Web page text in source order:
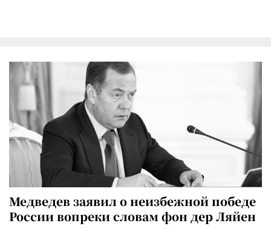
Медведев заявил о неизбежной победе
России вопреки словам фон дер Ляйен